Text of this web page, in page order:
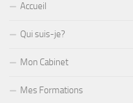
Accueil
Qui suis-je?
Mon Cabinet
Mes Formations